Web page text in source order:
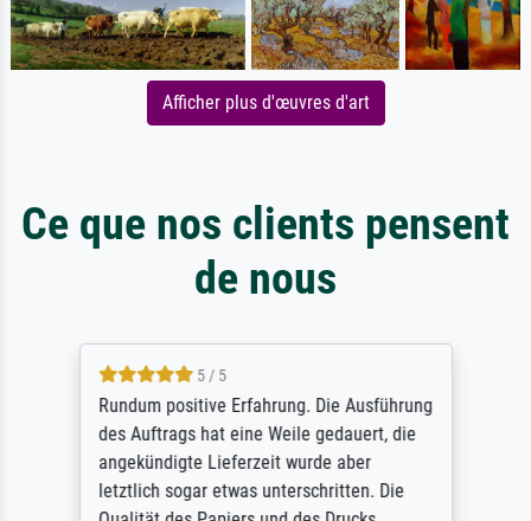
Afficher plus d'œuvres d'art
Ce que nos clients pensent
de nous
5 / 5
Rundum positive Erfahrung. Die Ausführung
des Auftrags hat eine Weile gedauert, die
angekündigte Lieferzeit wurde aber
letztlich sogar etwas unterschritten. Die